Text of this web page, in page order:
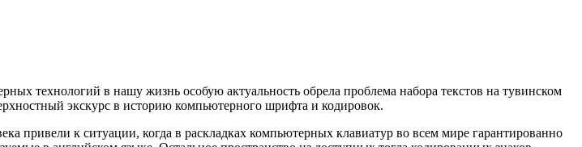
технологий в нашу жизнь особую актуальность обрела проблема набора текстов на тувинском
экскурс в историю компьютерного шрифта и кодировок.
привели к ситуации, когда в раскладках компьютерных клавиатур во всем мире гарантированно